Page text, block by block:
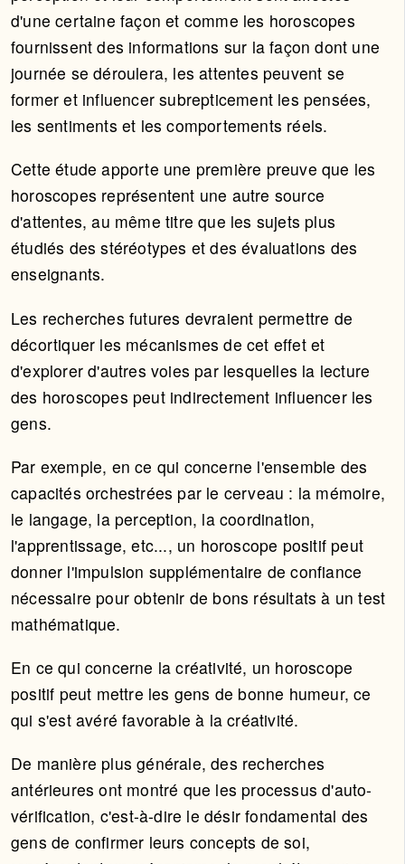
d'une certaine façon et comme les horoscopes
fournissent des informations sur la façon dont une
journée se déroulera, les attentes peuvent se
former et influencer subrepticement les pensées,
les sentiments et les comportements réels.
Cette étude apporte une première preuve que les
horoscopes représentent une autre source
d'attentes, au même titre que les sujets plus
étudiés des stéréotypes et des évaluations des
enseignants.
Les recherches futures devraient permettre de
décortiquer les mécanismes de cet effet et
d'explorer d'autres voies par lesquelles la lecture
des horoscopes peut indirectement influencer les
gens.
Par exemple, en ce qui concerne l'ensemble des
capacités orchestrées par le cerveau : la mémoire,
le langage, la perception, la coordination,
l'apprentissage, etc..., un horoscope positif peut
donner l'impulsion supplémentaire de confiance
nécessaire pour obtenir de bons résultats à un test
mathématique.
En ce qui concerne la créativité, un horoscope
positif peut mettre les gens de bonne humeur, ce
qui s'est avéré favorable à la créativité.
De manière plus générale, des recherches
antérieures ont montré que les processus d'auto-
vérification, c'est-à-dire le désir fondamental des
gens de confirmer leurs concepts de soi,